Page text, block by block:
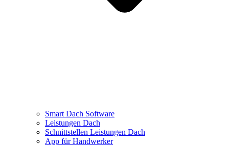
Smart Dach Software
Leistungen Dach
Schnittstellen Leistungen Dach
App für Handwerker